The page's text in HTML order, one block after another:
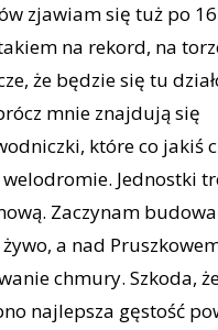
zjawiam się tuż po
na rekord, na
że będzie się tu
mnie znajdują się
które co jakiś
Jednostki
Zaczynam
a nad
chmury. Szkoda,
najlepsza gęstość